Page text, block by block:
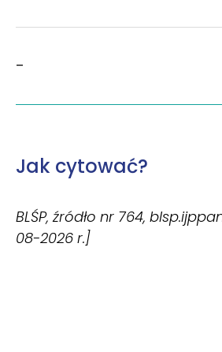
–
Jak cytować?
BLŚP, źródło nr 764,
08-2026 r.]